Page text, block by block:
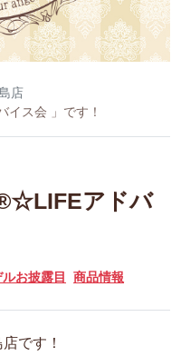
店
ス会 」です！
アドバ
お披露目 商品情報
です！